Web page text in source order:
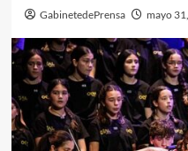
GabinetedePrensa mayo